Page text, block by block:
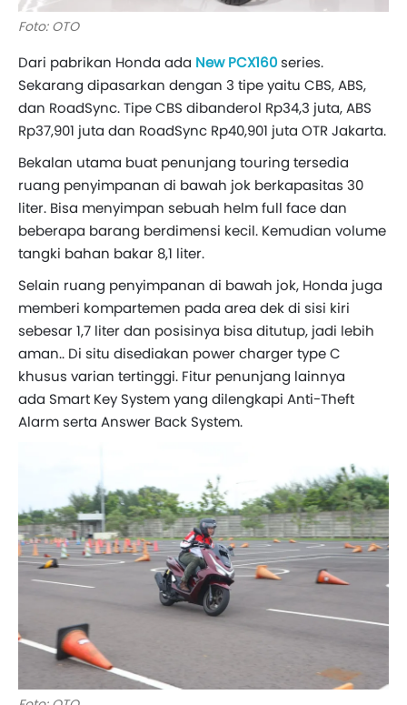
Foto: OTO
Dari pabrikan Honda ada New PCX160series.
Sekarang dipasarkan dengan 3 tipe yaitu CBS, ABS,
dan RoadSync. Tipe CBS dibanderol Rp34,3 juta, ABS
Rp37,901 juta dan RoadSync Rp40,901 juta OTR Jakarta.
Bekalan utama buat penunjang touring tersedia
ruang penyimpanan di bawah jok berkapasitas 30
liter. Bisa menyimpan sebuah helm full face dan
beberapa barang berdimensi kecil. Kemudian volume
tangki bahan bakar 8,1 liter.
Selain ruang penyimpanan di bawah jok, Honda juga
memberi kompartemen pada area dek di sisi kiri
sebesar 1,7 liter dan posisinya bisa ditutup, jadi lebih
aman.. Di situ disediakan power charger type C
khusus varian tertinggi. Fitur penunjang lainnya
ada Smart Key System yang dilengkapi Anti-Theft
Alarm serta Answer Back System.